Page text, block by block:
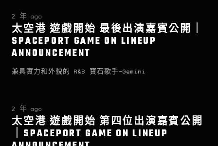
2 年 ago
太空港 遊戲開始 最後出演嘉賓公開｜
SPACEPORT GAME ON LINEUP
ANNOUNCEMENT
兼具實力和外貌的 R&B 寶石歌手—Gemini
2 年 ago
太空港 遊戲開始 第四位出演嘉賓公開
｜SPACEPORT GAME ON LINEUP